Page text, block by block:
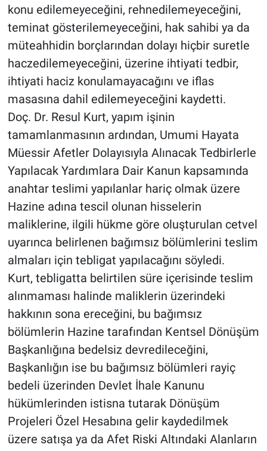
konu edilemeyeceğini, rehnedilemeyeceğini,
teminat gösterilemeyeceğini, hak sahibi ya da
müteahhidin borçlarından dolayı hiçbir suretle
haczedilemeyeceğini, üzerine ihtiyati tedbir,
ihtiyati haciz konulamayacağını ve iflas
masasına dahil edilemeyeceğini kaydetti.
Doç. Dr. Resul Kurt, yapım işinin
tamamlanmasının ardından, Umumi Hayata
Müessir Afetler Dolayısıyla Alınacak Tedbirlerle
Yapılacak Yardımlara Dair Kanun kapsamında
anahtar teslimi yapılanlar hariç olmak üzere
Hazine adına tescil olunan hisselerin
maliklerine, ilgili hükme göre oluşturulan cetvel
uyarınca belirlenen bağımsız bölümlerini teslim
almaları için tebligat yapılacağını söyledi.
Kurt, tebligatta belirtilen süre içerisinde teslim
alınmaması halinde maliklerin üzerindeki
hakkının sona ereceğini, bu bağımsız
bölümlerin Hazine tarafından Kentsel Dönüşüm
Başkanlığına bedelsiz devredileceğini,
Başkanlığın ise bu bağımsız bölümleri rayiç
bedeli üzerinden Devlet İhale Kanunu
hükümlerinden istisna tutarak Dönüşüm
Projeleri Özel Hesabına gelir kaydedilmek
üzere satışa ya da Afet Riski Altındaki Alanların